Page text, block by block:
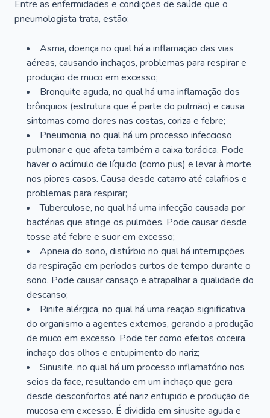
Entre as enfermidades e condições de saúde que o
pneumologista trata, estão:
Asma, doença no qual há a inflamação das vias
aéreas, causando inchaços, problemas para respirar e
produção de muco em excesso;
Bronquite aguda, no qual há uma inflamação dos
brônquios (estrutura que é parte do pulmão) e causa
sintomas como dores nas costas, coriza e febre;
Pneumonia, no qual há um processo infeccioso
pulmonar e que afeta também a caixa torácica. Pode
haver o acúmulo de líquido (como pus) e levar à morte
nos piores casos. Causa desde catarro até calafrios e
problemas para respirar;
Tuberculose, no qual há uma infecção causada por
bactérias que atinge os pulmões. Pode causar desde
tosse até febre e suor em excesso;
Apneia do sono, distúrbio no qual há interrupções
da respiração em períodos curtos de tempo durante o
sono. Pode causar cansaço e atrapalhar a qualidade do
descanso;
Rinite alérgica, no qual há uma reação significativa
do organismo a agentes externos, gerando a produção
de muco em excesso. Pode ter como efeitos coceira,
inchaço dos olhos e entupimento do nariz;
Sinusite, no qual há um processo inflamatório nos
seios da face, resultando em um inchaço que gera
desde desconfortos até nariz entupido e produção de
mucosa em excesso. É dividida em sinusite aguda e